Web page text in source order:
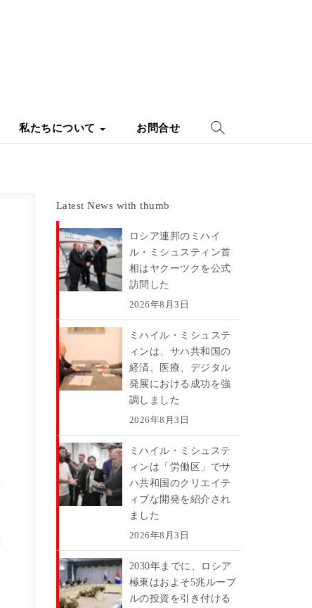
私たちについて お問合せ
Latest News with thumb
ロシア連邦のミハイ
ル・ミシュスティン首
相はヤクーツクを公式
訪問した
2026年8月3日
ミハイル・ミシュステ
ィンは、サハ共和国の
経済、医療、デジタル
発展における成功を強
調しました
2026年8月3日
ミハイル・ミシュステ
ィンは「労働区」でサ
ハ共和国のクリエイテ
ィブな開発を紹介され
ました
2026年8月3日
2030年までに、ロシア
極東はおよそ5兆ルーブ
ルの投資を引き付ける